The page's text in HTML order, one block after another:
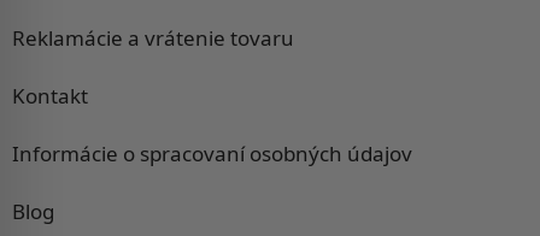
Reklamácie a vrátenie tovaru
Kontakt
Informácie o spracovaní osobných údajov
Blog